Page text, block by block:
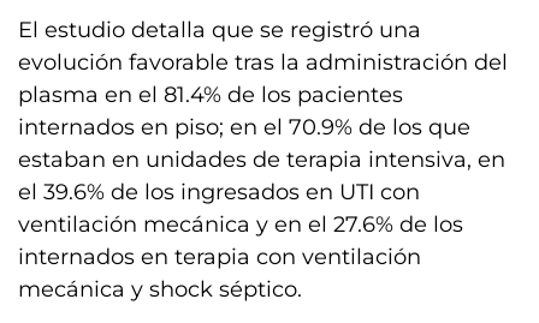
El estudio detalla que se registró una
evolución favorable tras la administración del
plasma en el 81.4% de los pacientes
internados en piso; en el 70.9% de los que
estaban en unidades de terapia intensiva, en
el 39.6% de los ingresados en UTI con
ventilación mecánica y en el 27.6% de los
internados en terapia con ventilación
mecánica y shock séptico.